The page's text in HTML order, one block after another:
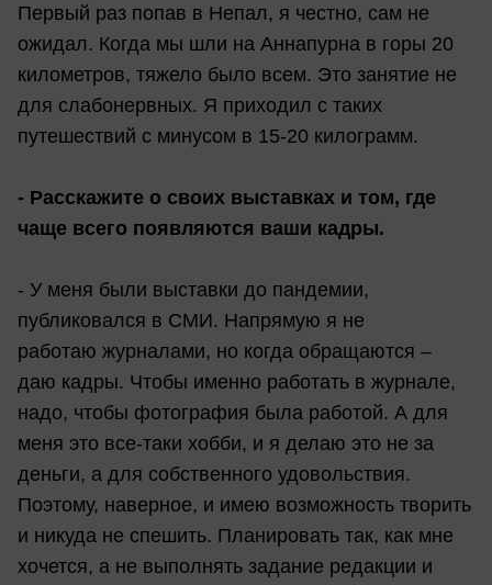
Первый раз попав в Непал, я честно, сам не
ожидал. Когда мы шли на Аннапурна в горы 20
километров, тяжело было всем. Это занятие не
для слабонервных. Я приходил с таких
путешествий с минусом в 15-20 килограмм.
- Расскажите о своих выставках и том, где
чаще всего появляются ваши кадры.
- У меня были выставки до пандемии,
публиковался в СМИ. Напрямую я не
работаю журналами, но когда обращаются –
даю кадры. Чтобы именно работать в журнале,
надо, чтобы фотография была работой. А для
меня это все-таки хобби, и я делаю это не за
деньги, а для собственного удовольствия.
Поэтому, наверное, и имею возможность творить
и никуда не спешить. Планировать так, как мне
хочется, а не выполнять задание редакции и